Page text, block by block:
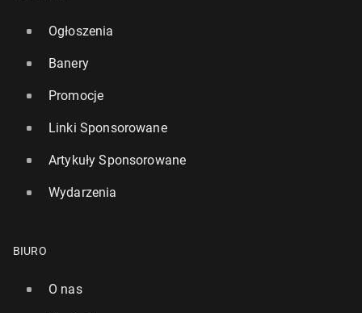
Ogłoszenia
Banery
Promocje
Linki Sponsorowane
Artykuły Sponsorowane
Wydarzenia
BIURO
O nas